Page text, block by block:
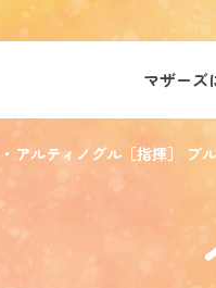
マザーズ
アルティノグル［指揮］ ブ